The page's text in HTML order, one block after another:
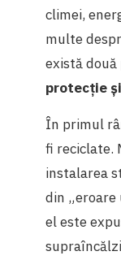
climei,
multe
există
protecție
În primul
fi reciclate.
instalarea
din „eroare
el este